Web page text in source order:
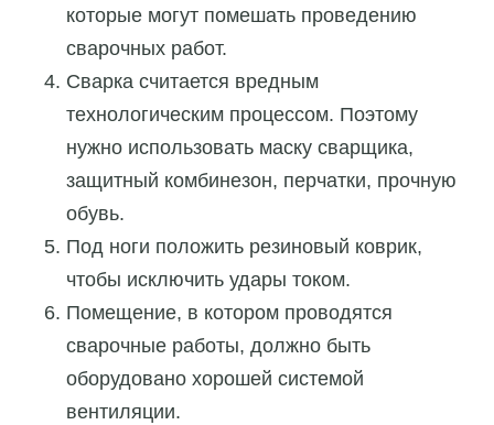
которые могут помешать проведению
сварочных работ.
Сварка считается вредным
технологическим процессом. Поэтому
нужно использовать маску сварщика,
защитный комбинезон, перчатки, прочную
обувь.
Под ноги положить резиновый коврик,
чтобы исключить удары током.
Помещение, в котором проводятся
сварочные работы, должно быть
оборудовано хорошей системой
вентиляции.